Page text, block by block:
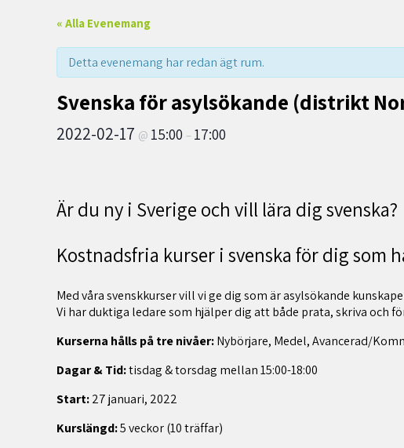
« Alla Evenemang
Detta evenemang har redan ägt rum.
Svenska för asylsökande (distrikt
2022-02-17 @ 15:00 – 17:00
Är du ny i Sverige och vill lära dig svenska?
Kostnadsfria kurser i svenska för dig som
Med våra svenskkurser vill vi ge dig som är asylsökande
Vi har duktiga ledare som hjälper dig att både prata, skriva och
Kurserna hålls på tre nivåer:Nybörjare, Medel, Avancerad/
Dagar & Tid:tisdag & torsdag mellan 15:00-18:00
Start:27 januari, 2022
Kurslängd:5 veckor (10 träffar)